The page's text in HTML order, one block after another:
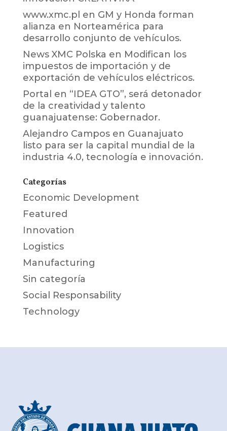
www.xmc.pl en GM y Honda forman
alianza en Norteamérica para
desarrollo conjunto de vehículos.
News XMC Polska en Modifican los
impuestos de importación y de
exportación de vehículos eléctricos.
Portal en “IDEA GTO”, será detonador
de la creatividad y talento
guanajuatense: Gobernador.
Alejandro Camposen Guanajuato
listo para ser la capital mundial de la
industria 4.0, tecnología e innovación.
Categorías
Economic Development
Featured
Innovation
Logistics
Manufacturing
Sin categoría
Social Responsability
Technology